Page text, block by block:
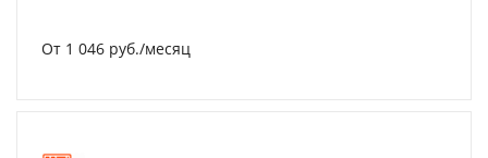
От 1 046 руб./месяц